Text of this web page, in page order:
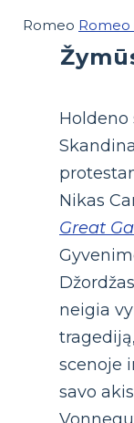
Romeo Romeo
Holdeno
Nikas
Great
neigia
scenoje
savo